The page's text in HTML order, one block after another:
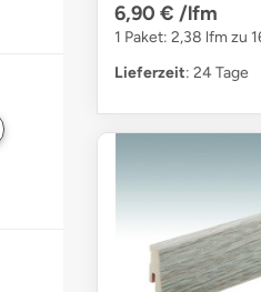
6,90 € /lfm
1 Paket: 2,38 lfm zu
Lieferzeit: 24 Tage